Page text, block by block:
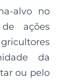
alvo no
ações
da
ou pelo